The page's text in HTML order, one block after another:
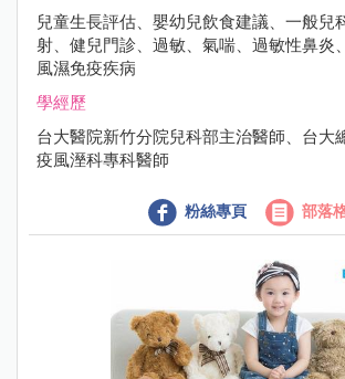
兒童生長評估、嬰幼兒飲食建議、一般兒
射、健兒門診、過敏、氣喘、過敏性鼻炎
風濕免疫疾病
學經歷
台大醫院新竹分院兒科部主治醫師、台大
疫風溼科專科醫師
粉絲專頁 部落